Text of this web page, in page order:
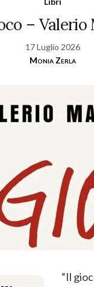
– Valerio
17 Luglio 2026
Monia Zerla
“Il